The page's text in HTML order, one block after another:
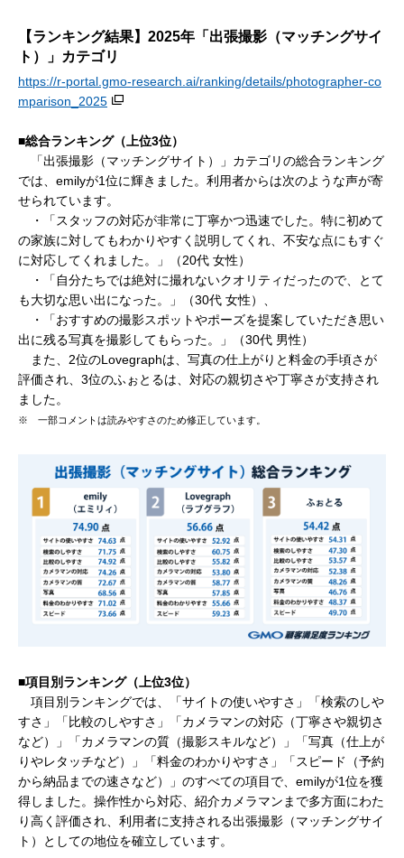
【ランキング結果】2025年「出張撮影（マッチングサイ
ト）」カテゴリ
https://r-portal.gmo-research.ai/ranking/details/photographer-co
mparison_2025
■総合ランキング（上位3位）
「出張撮影（マッチングサイト）」カテゴリの総合ランキング
では、emilyが1位に輝きました。利用者からは次のような声が寄
せられています。
・「スタッフの対応が非常に丁寧かつ迅速でした。特に初めて
の家族に対してもわかりやすく説明してくれ、不安な点にもすぐ
に対応してくれました。」（20代 女性）
・「自分たちでは絶対に撮れないクオリティだったので、とて
も大切な思い出になった。」（30代 女性）、
・「おすすめの撮影スポットやポーズを提案していただき思い
出に残る写真を撮影してもらった。」（30代 男性）
また、2位のLovegraphは、写真の仕上がりと料金の手頃さが
評価され、3位のふぉとるは、対応の親切さや丁寧さが支持され
ました。
※ 一部コメントは読みやすさのため修正しています。
■項目別ランキング（上位3位）
項目別ランキングでは、「サイトの使いやすさ」「検索のしや
すさ」「比較のしやすさ」「カメラマンの対応（丁寧さや親切さ
など）」「カメラマンの質（撮影スキルなど）」「写真（仕上が
りやレタッチなど）」「料金のわかりやすさ」「スピード（予約
から納品までの速さなど）」のすべての項目で、emilyが1位を獲
得しました。操作性から対応、紹介カメラマンまで多方面にわた
り高く評価され、利用者に支持される出張撮影（マッチングサイ
ト）としての地位を確立しています。